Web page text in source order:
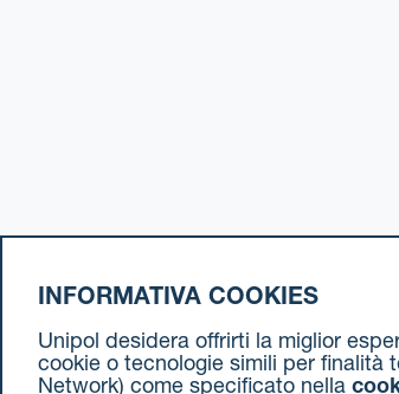
INFORMATIVA COOKIES
Unipol desidera offrirti la miglior
cookie o tecnologie simili per finalità
Network) come specificato nella